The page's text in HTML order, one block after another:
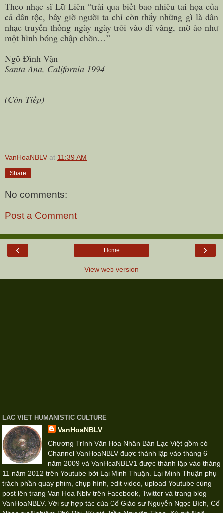
Theo nhạc sĩ Lữ Liên “trải qua biết bao nhiêu tai họa của
cả dân tộc, bây giờ người ta chỉ còn thấy những gì là dân
nhạc truyền thống ngày ngày trôi vào dĩ vãng, mờ ảo như
một hình bóng chập chờn…”
Ngô Đình Vận
Santa Ana, California 1994
(Còn Tiếp)
VanHoaNBLV at 11:39 AM
Share
No comments:
Post a Comment
‹ ›
Home
View web version
LAC VIET HUMANISTIC CULTURE
VanHoaNBLV
Chương Trình Văn Hóa Nhân Bản Lạc Việt gồm có
Channel VanHoaNBLV đuợc thành lập vào tháng 6
năm 2009 và VanHoaNBLV1 được thành lập vào tháng
11 năm 2012 trên Youtube bởi Lại Minh Thuận. Lại Minh Thuận phụ
trách phần quay phim, chụp hình, edit video, upload Youtube cùng
post lên trang Van Hoa Nblv trên Facebook, Twitter và trang blog
VanHoaNBLV. Với sự hợp tác của Cố Giáo sư Nguyễn Ngọc Bích, Cố